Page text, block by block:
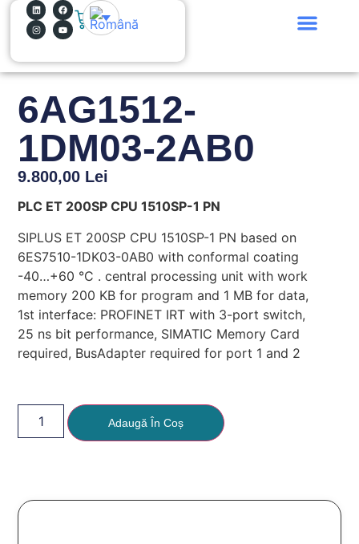
0
6AG1512-
1DM03-2AB0
9.800,00 Lei
PLC ET 200SP CPU 1510SP-1 PN
SIPLUS ET 200SP CPU 1510SP-1 PN based on
6ES7510-1DK03-0AB0 with conformal coating
-40…+60 °C . central processing unit with work
memory 200 KB for program and 1 MB for data,
1st interface: PROFINET IRT with 3-port switch,
25 ns bit performance, SIMATIC Memory Card
required, BusAdapter required for port 1 and 2
Adaugă În Coș